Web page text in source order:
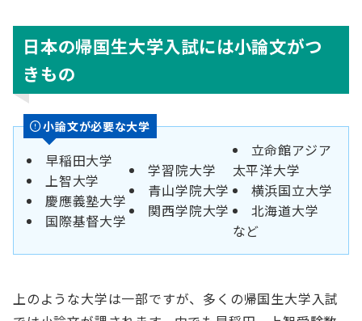
日本の帰国生大学入試には小論文がつ
きもの
小論文が必要な大学
早稲田大学
上智大学
慶應義塾大学
国際基督大学
学習院大学
青山学院大学
関西学院大学
立命館アジア
太平洋大学
横浜国立大学
北海道大学
など
上のような大学は一部ですが、多くの帰国生大学入試